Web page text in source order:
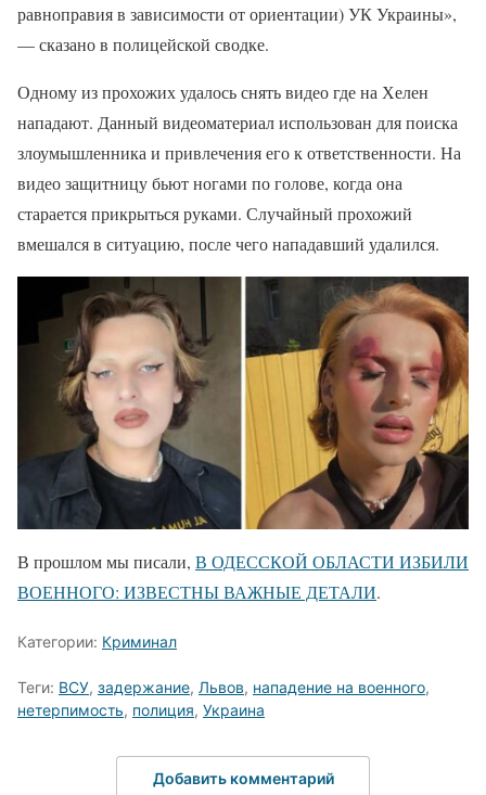
равноправия в зависимости от ориентации) УК Украины»,
— сказано в полицейской сводке.
Одному из прохожих удалось снять видео где на Хелен
нападают. Данный видеоматериал использован для поиска
злоумышленника и привлечения его к ответственности. На
видео защитницу бьют ногами по голове, когда она
старается прикрыться руками. Случайный прохожий
вмешался в ситуацию, после чего нападавший удалился.
В прошлом мы писали, В ОДЕССКОЙ ОБЛАСТИ ИЗБИЛИ
ВОЕННОГО: ИЗВЕСТНЫ ВАЖНЫЕ ДЕТАЛИ.
Категории: Криминал
Теги: ВСУ, задержание, Львов, нападение на военного,
нетерпимость, полиция, Украина
Добавить комментарий